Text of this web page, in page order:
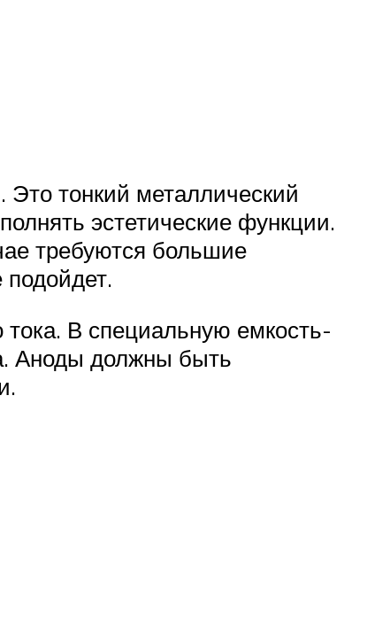
тонкий металлический
эстетические функции.
требуются большие
тока. В специальную емкость-
Аноды должны быть